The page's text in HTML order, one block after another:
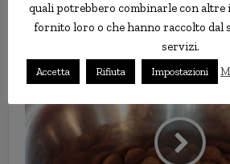
L’Uomo Ragno
combatte la sporcizia e
quali potrebbero combinarle con altre
fornito loro o che hanno raccolto dal
servizi.
Accetta Rifiuta Impostazioni